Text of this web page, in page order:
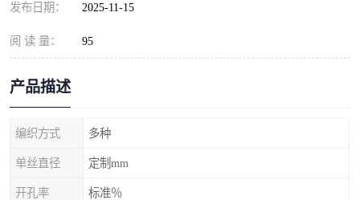
发布日期： 2025-11-15
阅 读 量： 95
产品描述
编织方式 多种
单丝直径 定制mm
开孔率 标准％